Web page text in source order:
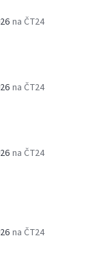
na ČT24
na ČT24
na ČT24
na ČT24